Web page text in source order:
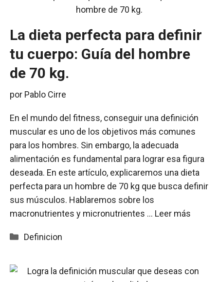
La dieta perfecta para definir
tu cuerpo: Guía del hombre
de 70 kg.
por Pablo Cirre
En el mundo del fitness, conseguir una definición
muscular es uno de los objetivos más comunes
para los hombres. Sin embargo, la adecuada
alimentación es fundamental para lograr esa figura
deseada. En este artículo, explicaremos una dieta
perfecta para un hombre de 70 kg que busca definir
sus músculos. Hablaremos sobre los
macronutrientes y micronutrientes … Leer más
Categorías
Definicion